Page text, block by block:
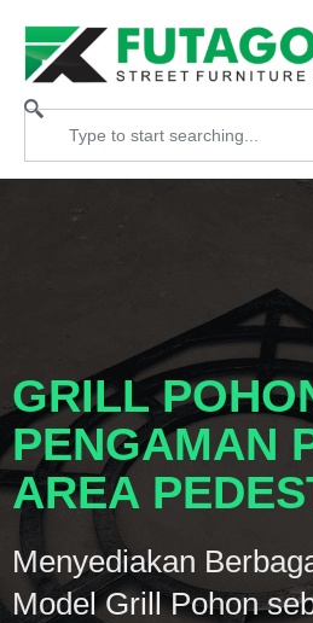
GRILL
PENGAMAN
AREA
Menyediakan
Model Grill Pohon